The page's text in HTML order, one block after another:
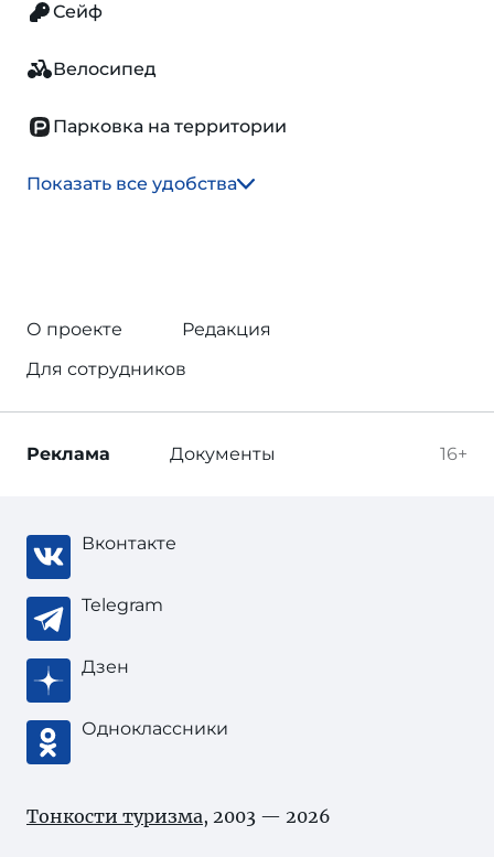
Сейф
Велосипед
Парковка на территории
Показать все удобства
О проекте
Редакция
Для сотрудников
16+
Реклама Документы
Вконтакте
Telegram
Дзен
Одноклассники
Тонкости туризма, 2003 — 2026